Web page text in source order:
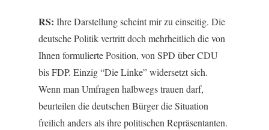
RS: Ihre Darstellung scheint mir zu einseitig. Die
deutsche Politik vertritt doch mehrheitlich die von
Ihnen formulierte Position, von SPD über CDU
bis FDP. Einzig “Die Linke” widersetzt sich.
Wenn man Umfragen halbwegs trauen darf,
beurteilen die deutschen Bürger die Situation
freilich anders als ihre politischen Repräsentanten.